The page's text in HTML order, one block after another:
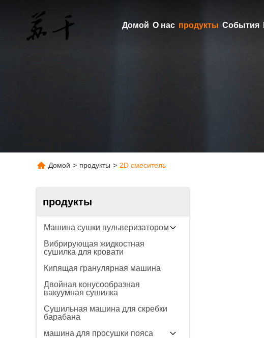
Домой О нас продукты События
Домой > продукты > 2D смеситель
продукты
Машина сушки пульверизатором
Вибрирующая жидкостная
сушилка для кровати
Кипящая гранулярная машина
Двойная конусообразная
вакуумная сушилка
Сушильная машина для скребки
барабана
машина для просушки пояса